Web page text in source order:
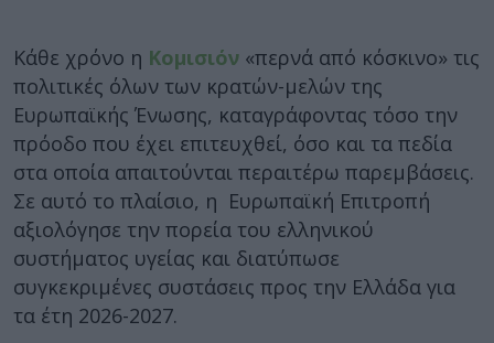
Κάθε χρόνο η Κομισιόν «περνά από κόσκινο» τις
πολιτικές όλων των κρατών-μελών της
Ευρωπαϊκής Ένωσης, καταγράφοντας τόσο την
πρόοδο που έχει επιτευχθεί, όσο και τα πεδία
στα οποία απαιτούνται περαιτέρω παρεμβάσεις.
Σε αυτό το πλαίσιο, η Ευρωπαϊκή Επιτροπή
αξιολόγησε την πορεία του ελληνικού
συστήματος υγείας και διατύπωσε
συγκεκριμένες συστάσεις προς την Ελλάδα για
τα έτη 2026-2027.